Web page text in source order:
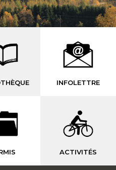
INFOLETTRE
ACTIVITÉS